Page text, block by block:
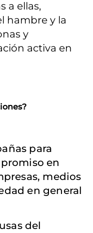
a ellas,
hambre y la
y
activa en
para
en
medios
en general
del